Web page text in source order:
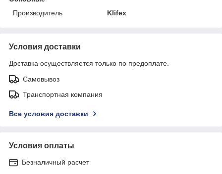
Производитель
Klifex
Условия доставки
Доставка осуществляется только по предоплате.
Самовывоз
Транспортная компания
Все условия доставки
Условия оплаты
Безналичный расчет